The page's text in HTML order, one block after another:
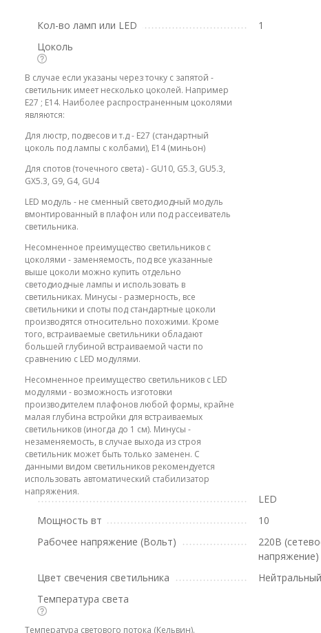
Кол-во ламп или LED
1
Цоколь
В случае если указаны через точку с запятой -
светильник имеет несколько цоколей. Например
E27 ; E14. Наиболее распространенным цоколями
являются:
Для люстр, подвесов и т.д - E27 (стандартный
цоколь под лампы с колбами), E14 (миньон)
Для спотов (точечного света) - GU10, G5.3, GU5.3,
GX5.3, G9, G4, GU4
LED модуль - не сменный светодиодный модуль
вмонтированный в плафон или под рассеиватель
светильника.
Несомненное преимущество светильников с
цоколями - заменяемость, под все указанные
выше цоколи можно купить отдельно
светодиодные лампы и использовать в
светильниках. Минусы - размерность, все
светильники и споты под стандартные цоколи
производятся относительно похожими. Кроме
того, встраиваемые светильники обладают
большей глубиной встраиваемой части по
сравнению с LED модулями.
Несомненное преимущество светильников с LED
модулями - возможность изготовки
производителем плафонов любой формы, крайне
малая глубина встройки для встраиваемых
светильников (иногда до 1 см). Минусы -
незаменяемость, в случае выхода из строя
светильник может быть только заменен. С
данными видом светильников рекомендуется
использовать автоматический стабилизатор
напряжения.
LED
Мощность вт
10
Рабочее напряжение (Вольт)
220В
напряжение)
Цвет свечения светильника
Температура света
Температура светового потока (Кельвин).